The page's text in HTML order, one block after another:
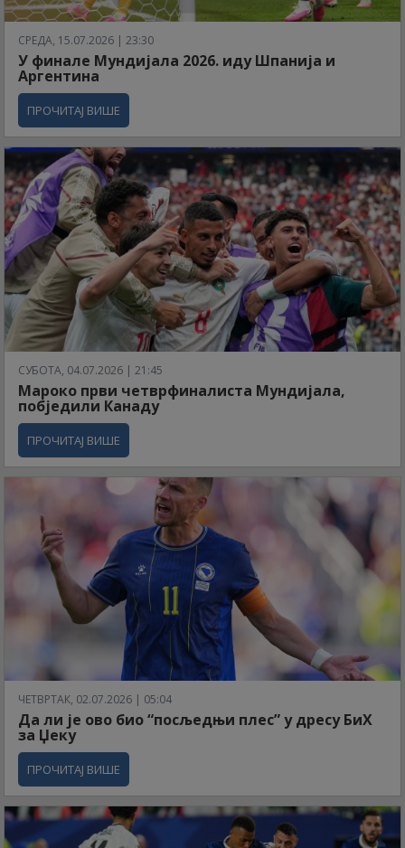
СРЕДА, 15.07.2026 | 23:30
У финале Мундијала 2026. иду Шпанија и
Аргентина
ПРОЧИТАЈ ВИШЕ
СУБОТА, 04.07.2026 | 21:45
Мароко први четврфиналиста Мундијала,
побједили Канаду
ПРОЧИТАЈ ВИШЕ
ЧЕТВРТАК, 02.07.2026 | 05:04
Да ли је ово био “посљедњи плес” у дресу БиХ
за Џеку
ПРОЧИТАЈ ВИШЕ